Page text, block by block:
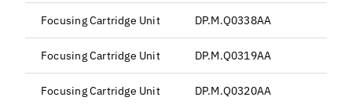
Focusing Cartridge Unit DP.M.Q0338AA
Focusing Cartridge Unit DP.M.Q0319AA
Focusing Cartridge Unit DP.M.Q0320AA